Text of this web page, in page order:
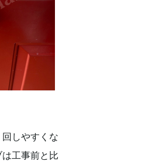
しやすくな
工事前と比